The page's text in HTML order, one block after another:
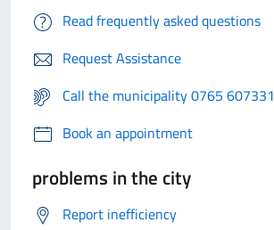
Read frequently asked questions
Request Assistance
Call the municipality 0765 607331
Book an appointment
problems in the city
Report inefficiency